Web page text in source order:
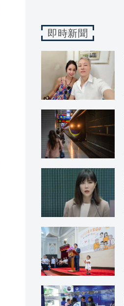
即時新聞